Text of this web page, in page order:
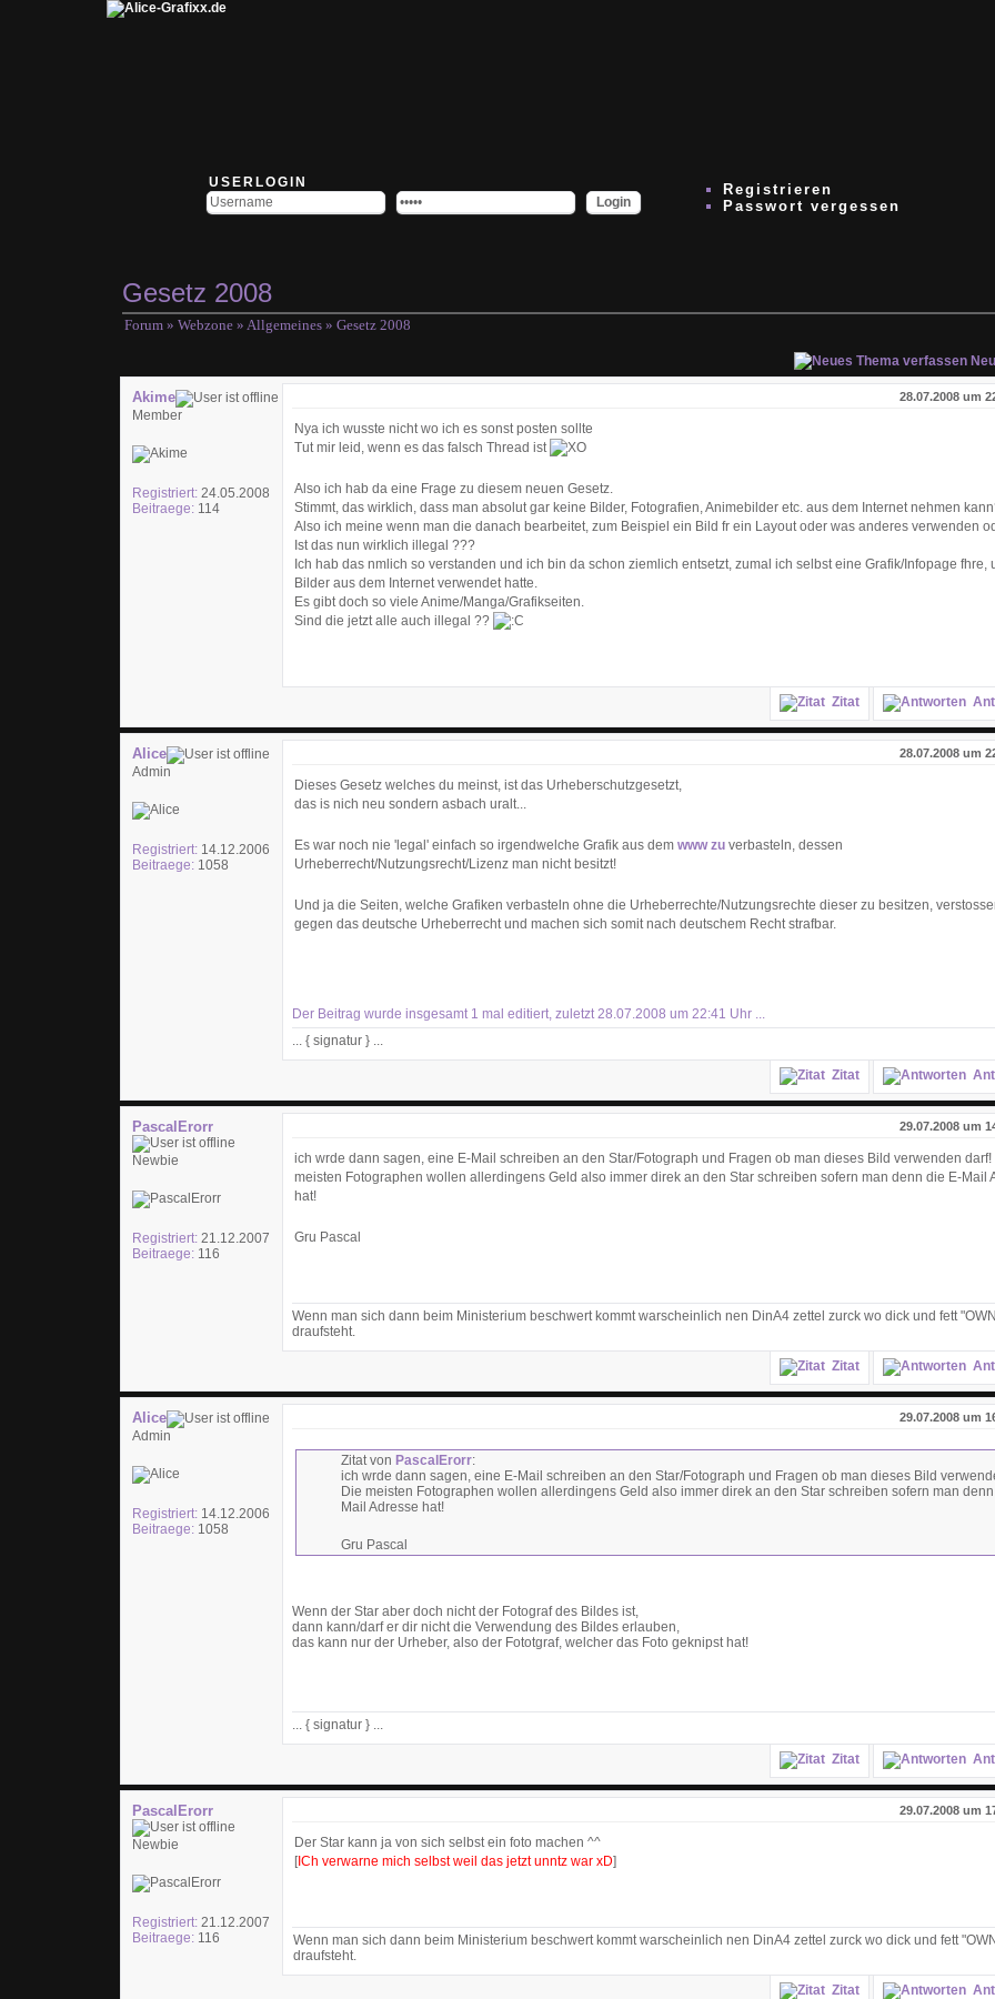
USERLOGIN
Registrieren
Passwort vergessen
Gesetz 2008
Forum» Webzone» Allgemeines» Gesetz 2008
Akime
Member
Registriert:24.05.2008
Beitraege:114
28.07.2008 um
Nya ich wusste nicht wo ich es sonst posten sollte
Tut mir leid, wenn es das falsch Thread ist
Also ich hab da eine Frage zu diesem neuen Gesetz.
Stimmt, das wirklich, dass man absolut gar keine Bilder, Fotografien, Animebilder etc. aus dem Internet nehmen
Also ich meine wenn man die danach bearbeitet, zum Beispiel ein Bild fr ein Layout oder was anderes verwenden
Ist das nun wirklich illegal ???
Ich hab das nmlich so verstanden und ich bin da schon ziemlich entsetzt, zumal ich selbst eine Grafik/Infopage fhre,
Bilder aus dem Internet verwendet hatte.
Es gibt doch so viele Anime/Manga/Grafikseiten.
Sind die jetzt alle auch illegal ??
Zitat
Alice
Admin
Registriert:14.12.2006
Beitraege:1058
28.07.2008 um
Dieses Gesetz welches du meinst, ist das Urheberschutzgesetzt,
das is nich neu sondern asbach uralt...
Es war noch nie 'legal' einfach so irgendwelche Grafik aus dem www zuverbasteln, dessen
Urheberrecht/Nutzungsrecht/Lizenz man nicht besitzt!
Und ja die Seiten, welche Grafiken verbasteln ohne die Urheberrechte/Nutzungsrechte dieser zu besitzen,
gegen das deutsche Urheberrecht und machen sich somit nach deutschem Recht strafbar.
Der Beitrag wurde insgesamt 1 mal editiert, zuletzt 28.07.2008 um 22:41 Uhr ...
... { signatur } ...
Zitat
PascalErorr
Newbie
Registriert:21.12.2007
Beitraege:116
29.07.2008 um
ich wrde dann sagen, eine E-Mail schreiben an den Star/Fotograph und Fragen ob man dieses Bild verwenden darf!
meisten Fotographen wollen allerdingens Geld also immer direk an den Star schreiben sofern man denn die E-Mail
hat!
Gru Pascal
Wenn man sich dann beim Ministerium beschwert kommt warscheinlich nen DinA4 zettel zurck wo dick und fett
draufsteht.
Zitat
Alice
Admin
Registriert:14.12.2006
Beitraege:1058
29.07.2008 um
Zitat von PascalErorr:
ich wrde dann sagen, eine E-Mail schreiben an den Star/Fotograph und Fragen ob man dieses Bild
Die meisten Fotographen wollen allerdingens Geld also immer direk an den Star schreiben sofern man
Mail Adresse hat!
Gru Pascal
Wenn der Star aber doch nicht der Fotograf des Bildes ist,
dann kann/darf er dir nicht die Verwendung des Bildes erlauben,
das kann nur der Urheber, also der Fototgraf, welcher das Foto geknipst hat!
... { signatur } ...
Zitat
PascalErorr
Newbie
Registriert:21.12.2007
Beitraege:116
29.07.2008 um
Der Star kann ja von sich selbst ein foto machen ^^
[ICh verwarne mich selbst weil das jetzt unntz war xD]
Wenn man sich dann beim Ministerium beschwert kommt warscheinlich nen DinA4 zettel zurck wo dick und fett
draufsteht.
Zitat